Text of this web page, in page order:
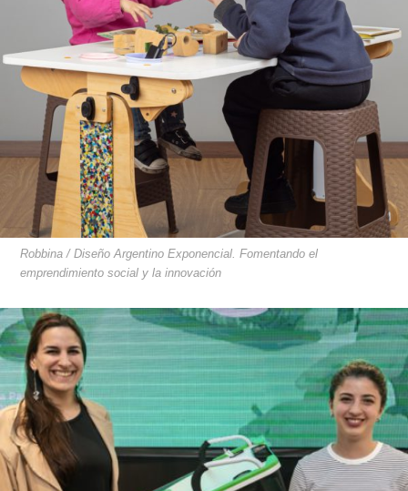
Robbina / Diseño Argentino Exponencial. Fomentando el
emprendimiento social y la innovación